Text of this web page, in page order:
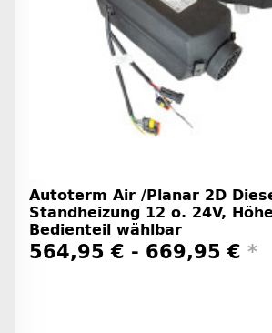
Autoterm Air /Planar 2D
Standheizung 12 o. 24V,
Bedienteil wählbar
564,95 € - 669,95 € *